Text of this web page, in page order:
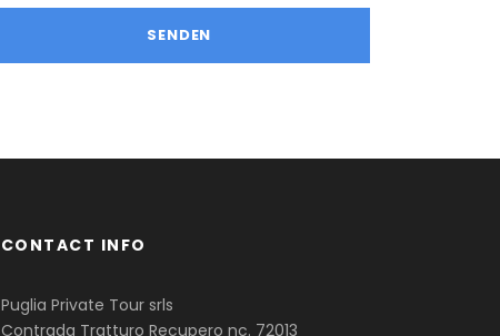
CONTACT INFO
Puglia Private Tour srls
Contrada Tratturo Recupero nc. 72013